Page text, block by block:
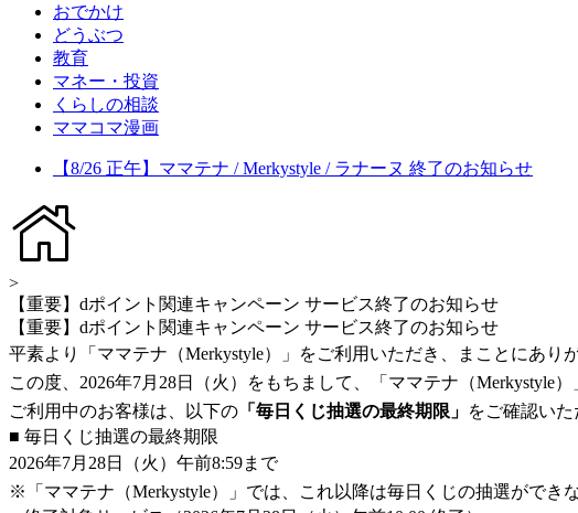
おでかけ
どうぶつ
教育
マネー・投資
くらしの相談
ママコマ漫画
【8/26 正午】ママテナ / Merkystyle / ラナーヌ 終了のお知らせ
>
【重要】dポイント関連キャンペーン サービス終了のお知らせ
【重要】dポイント関連キャンペーン サービス終了のお知らせ
平素より「ママテナ（Merkystyle）」をご利用いただき、まことにあり
この度、2026年7月28日（火）をもちまして、「ママテナ（Merkystyle
ご利用中のお客様は、以下の 「毎日くじ抽選の最終期限」 をご確認いた
■ 毎日くじ抽選の最終期限
2026年7月28日（火）午前8:59まで
※「ママテナ（Merkystyle）」では、これ以降は毎日くじの抽選ができ